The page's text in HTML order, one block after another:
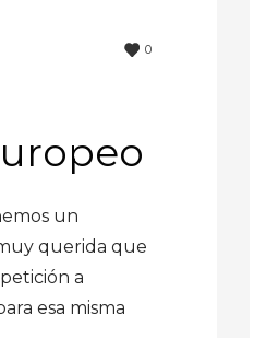
0
un
querida que
a
esa misma